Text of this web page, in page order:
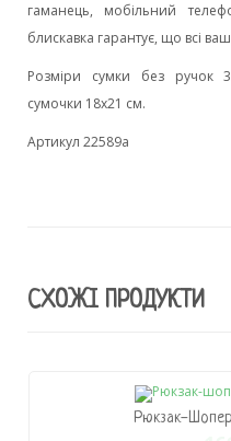
гаманець, мобільний
блискавка гарантує, що всі
Розміри сумки без ручок
сумочки 18х21 см.
Артикул 22589а
СХОЖІ ПРОДУКТИ
Рюкзак-